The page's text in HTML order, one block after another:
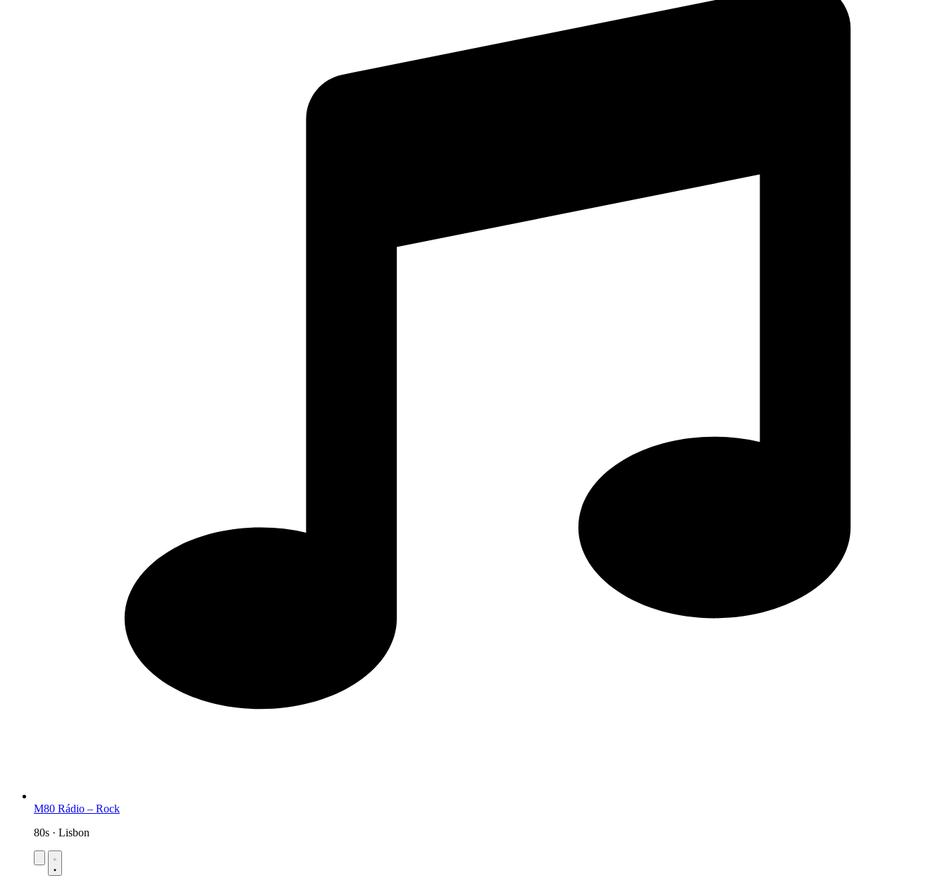
M80 Rádio – Rock
80s · Lisbon